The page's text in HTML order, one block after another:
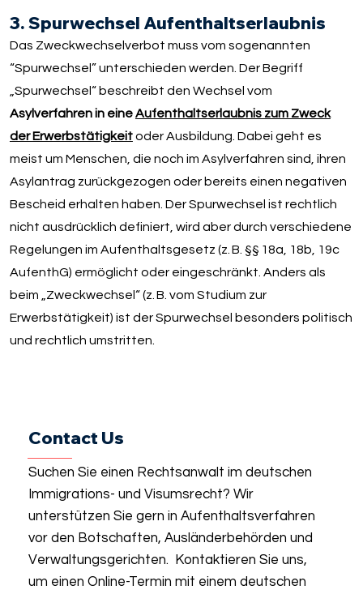
3. Spurwechsel Aufenthaltserlaubnis
Das Zweckwechselverbot muss vom sogenannten
“Spurwechsel” unterschieden werden. Der Begriff
„Spurwechsel“ beschreibt den Wechsel vom
Asylverfahren in eineAufenthaltserlaubnis zum Zweck
der Erwerbstätigkeitoder Ausbildung. Dabei geht es
meist um Menschen, die noch im Asylverfahren sind, ihren
Asylantrag zurückgezogen oder bereits einen negativen
Bescheid erhalten haben. Der Spurwechsel ist rechtlich
nicht ausdrücklich definiert, wird aber durch verschiedene
Regelungen im Aufenthaltsgesetz (z. B. §§ 18a, 18b, 19c
AufenthG) ermöglicht oder eingeschränkt. Anders als
beim „Zweckwechsel“ (z. B. vom Studium zur
Erwerbstätigkeit) ist der Spurwechsel besonders politisch
und rechtlich umstritten.
Contact Us
Suchen Sie einen Rechtsanwalt im deutschen
Immigrations- und Visumsrecht? Wir
unterstützen Sie gern in Aufenthaltsverfahren
vor den Botschaften, Ausländerbehörden und
Verwaltungsgerichten. Kontaktieren Sie uns,
um einen Online-Termin mit einem deutschen